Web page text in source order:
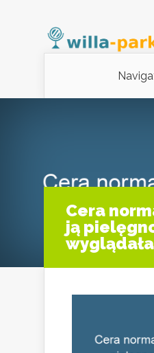
Cera
ją